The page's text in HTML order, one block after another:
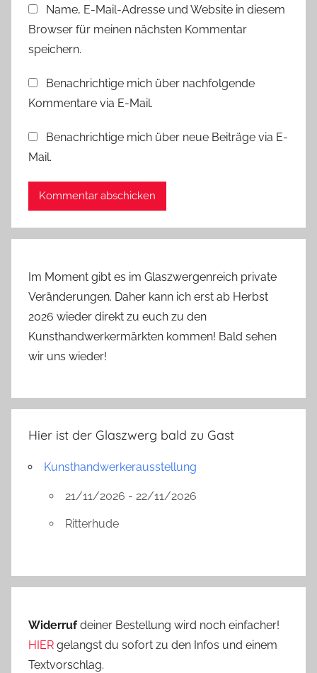
n
s
t
l
t
n
g
Name, E-Mail-Adresse und Website in diesem
Browser für meinen nächsten Kommentar
speichern.
Benachrichtige mich über nachfolgende
Kommentare via E-Mail.
Benachrichtige mich über neue Beiträge via E-
Mail.
Im Moment gibt es im Glaszwergenreich private
Veränderungen. Daher kann ich erst ab Herbst
2026 wieder direkt zu euch zu den
Kunsthandwerkermärkten kommen! Bald sehen
wir uns wieder!
Hier ist der Glaszwerg bald zu Gast
Kunsthandwerkerausstellung
21/11/2026 - 22/11/2026
Ritterhude
Widerrufdeiner Bestellung wird noch einfacher!
HIER gelangst du sofort zu den Infos und einem
Textvorschlag.